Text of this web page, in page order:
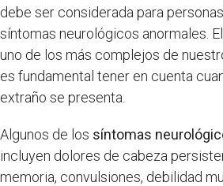
debe ser considerada para
síntomas neurológicos anormales.
uno de los más complejos de
es fundamental tener en cuenta
extraño se presenta.
Algunos de los síntomas
incluyen dolores de cabeza
memoria, convulsiones, debilidad